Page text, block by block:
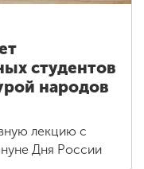
студентов
народов
лекцию с
Дня России